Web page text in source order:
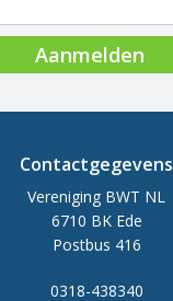
Aanmelden
Contactgegevens
Vereniging BWT NL
6710 BK Ede
Postbus 416
0318-438340